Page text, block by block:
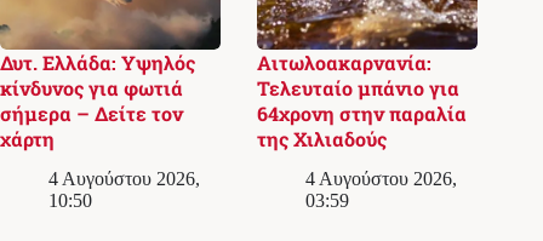
Δυτ. Ελλάδα: Υψηλός
κίνδυνος για φωτιά
σήμερα – Δείτε τον
χάρτη
4 Αυγούστου 2026,
10:50
Αιτωλοακαρνανία:
Τελευταίο μπάνιο για
64χρονη στην παραλία
της Χιλιαδούς
4 Αυγούστου 2026,
03:59